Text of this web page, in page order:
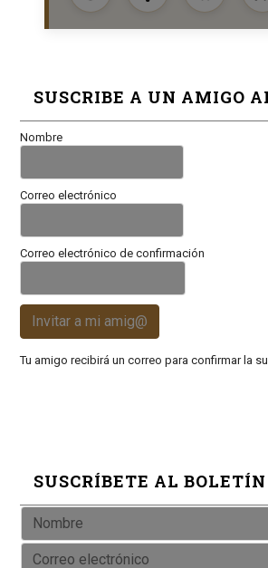
SUSCRIBE A UN AMIGO
Nombre
Correo electrónico
Correo electrónico de confirmación
Invitar a mi amig@
Tu amigo recibirá un correo para confirmar la
SUSCRÍBETE AL BOLETÍN